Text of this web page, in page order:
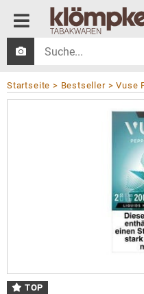
Startseite Bestseller Vuse
TOP